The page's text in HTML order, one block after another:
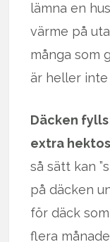
lämna en
värme på
många som
är heller
Däcken
extra
så sätt kan
på däcken
för däck
flera